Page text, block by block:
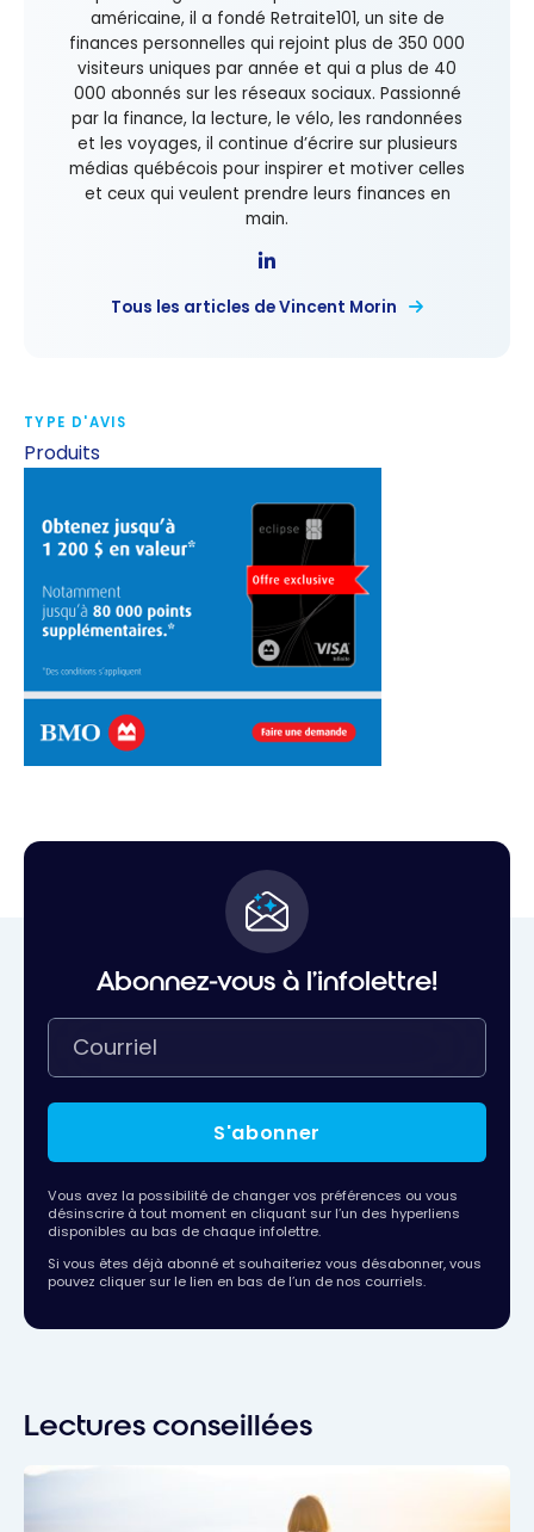
américaine, il a fondé Retraite101, un site de
finances personnelles qui rejoint plus de 350 000
visiteurs uniques par année et qui a plus de 40
000 abonnés sur les réseaux sociaux. Passionné
par la finance, la lecture, le vélo, les randonnées
et les voyages, il continue d’écrire sur plusieurs
médias québécois pour inspirer et motiver celles
et ceux qui veulent prendre leurs finances en
main.
Tous les articles de Vincent Morin
TYPE D'AVIS
Produits
Abonnez-vous à l'infolettre!
S'abonner
Vous avez la possibilité de changer vos préférences ou vous
désinscrire à tout moment en cliquant sur l’un des hyperliens
disponibles au bas de chaque infolettre.
Si vous êtes déjà abonné et souhaiteriez vous désabonner, vous
pouvez cliquer sur le lien en bas de l’un de nos courriels.
Lectures conseillées